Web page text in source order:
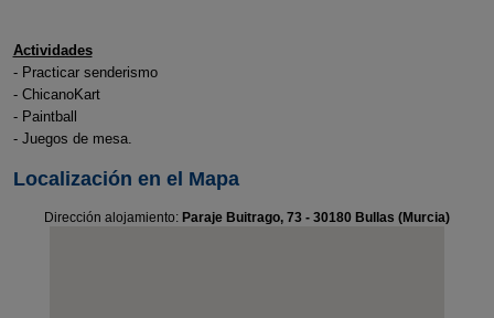
Actividades
- Practicar senderismo
- ChicanoKart
- Paintball
- Juegos de mesa.
Localización en el Mapa
Dirección alojamiento: Paraje Buitrago, 73 - 30180 Bullas (Murcia)